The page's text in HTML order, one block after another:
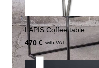
LAPIS Coffee table
470 € with VAT.